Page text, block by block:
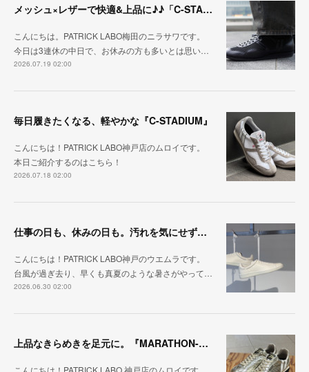
メッシュ×レザーで快適&上品に♪♪「C-STA-NOBLE（クール・スタジアム・ノーブル）」
こんにちは。PATRICK LABO梅田のニラサワです。
今日は3連休の中日で、お休みの方も多いとは思い…
2026.07.19 02:00
毎日履きたくなる、軽やかな『C-STADIUM』
こんにちは！PATRICK LABO神戸店のムロイです。
本日ご紹介するのはこちら！
2026.07.18 02:00
仕事の日も、休みの日も。汚れを気にせず毎日履ける『PUNCH-WP_WHT』
こんにちは！PATRICK LABO神戸のウエムラです。
台風が過ぎ去り、早くも真夏のような暑さがやって…
2026.06.30 02:00
上品なきらめきを足元に。『MARATHON-HAKU』
こんにちは！PATRICK LABO 神戸店のムロイです。